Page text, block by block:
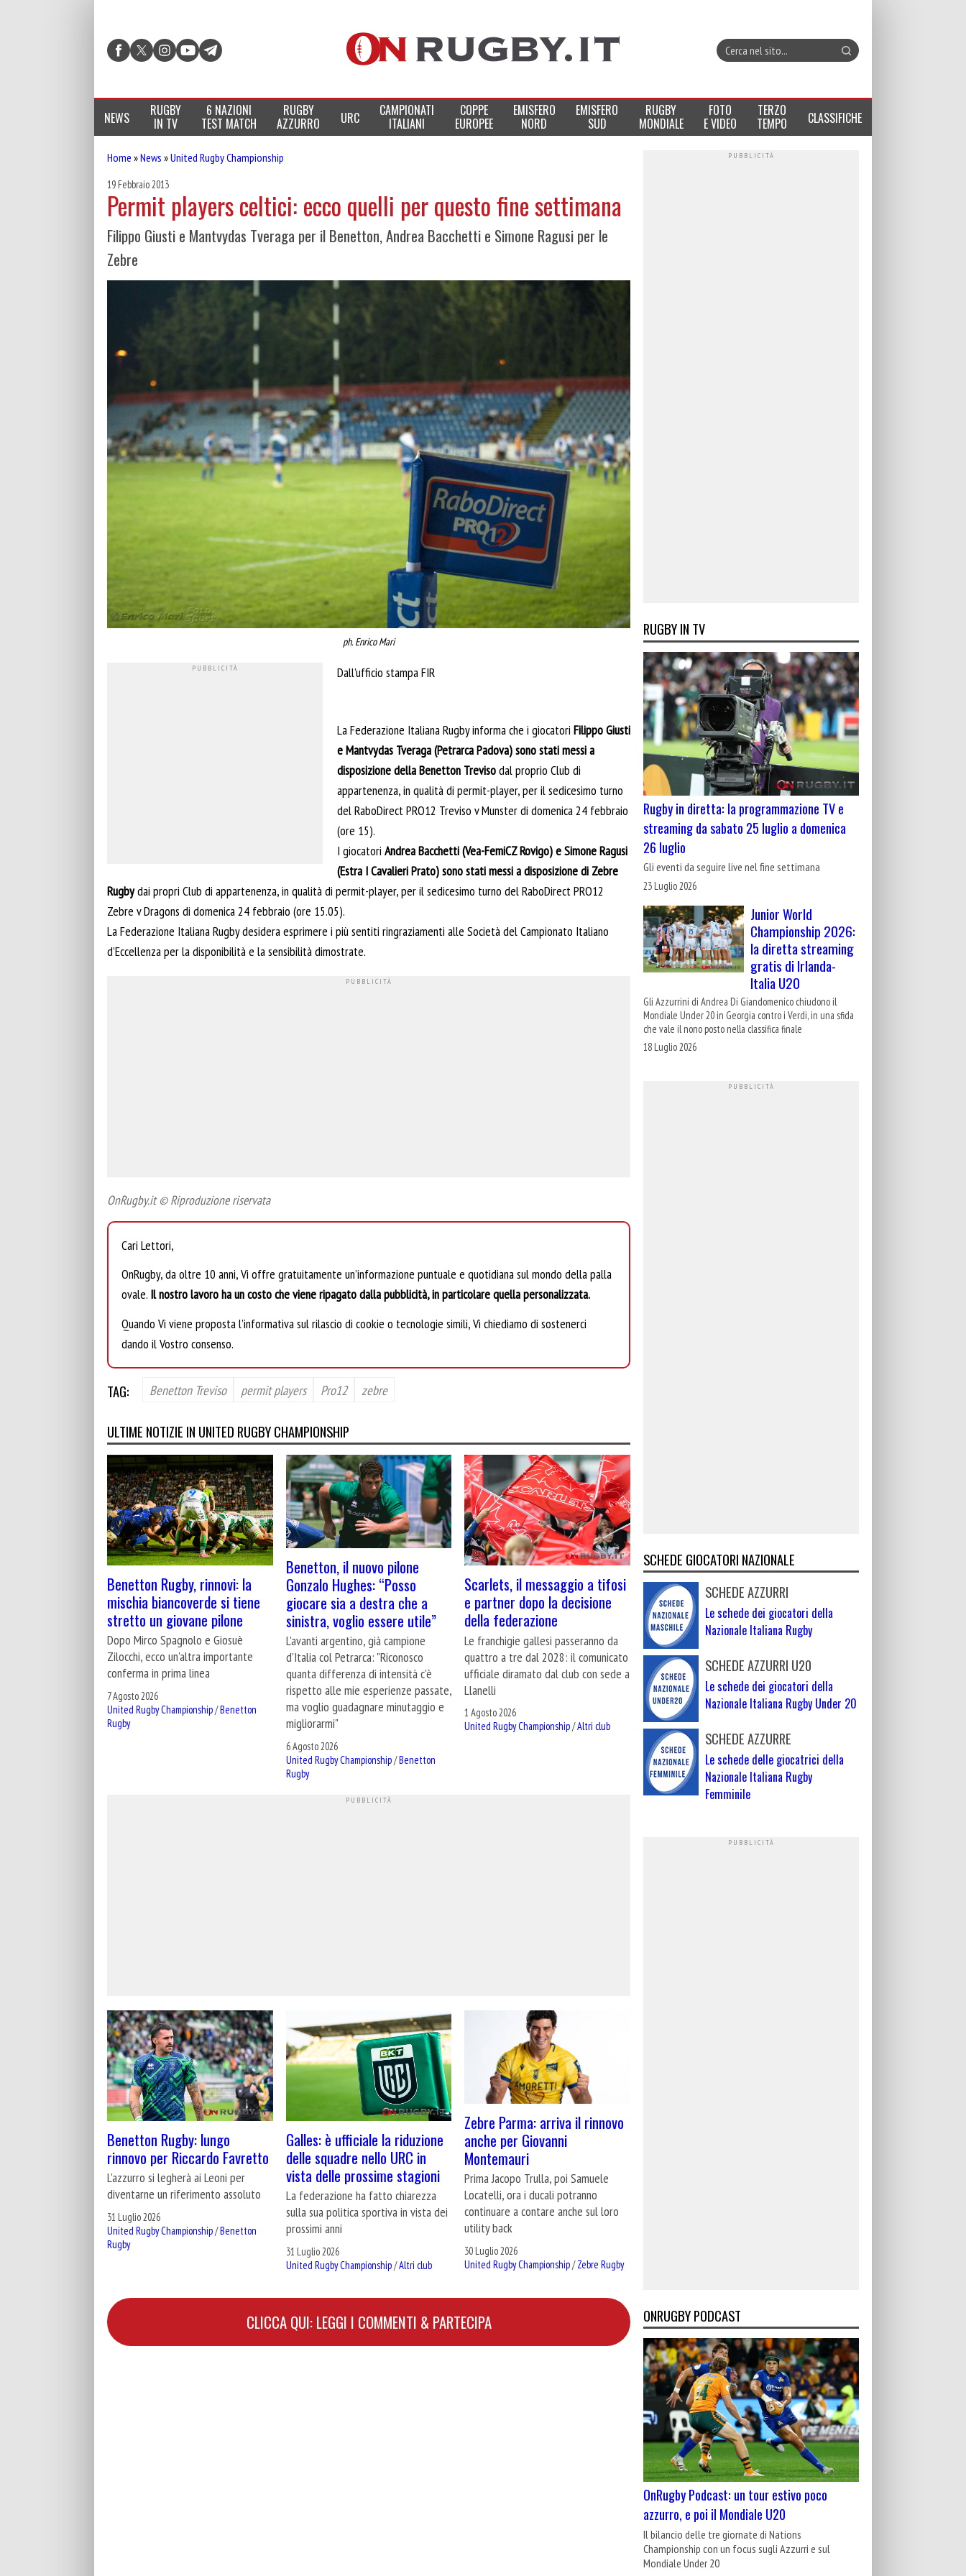
NEWS RUGBY
IN TV
6 NAZIONI
TEST MATCH
RUGBY
AZZURRO URC CAMPIONATI
ITALIANI
COPPE
EUROPEE
EMISFERO
NORD
EMISFERO
SUD
RUGBY
MONDIALE
FOTO
E VIDEO
TERZO
TEMPO CLASSIFICHE
Home »News »United Rugby Championship
19 Febbraio 2013
Permit players celtici: ecco quelli per questo fine settimana
Filippo Giusti e Mantvydas Tveraga per il Benetton, Andrea Bacchetti e Simone Ragusi per le
Zebre
ph. Enrico Mari
Dall’ufficio stampa FIR
La Federazione Italiana Rugby informa che i giocatori Filippo Giusti
e Mantvydas Tveraga (Petrarca Padova) sono stati messi a
disposizione della Benetton Trevisodal proprio Club di
appartenenza, in qualità di permit-player, per il sedicesimo turno
del RaboDirect PRO12 Treviso v Munster di domenica 24 febbraio
(ore 15).
I giocatori Andrea Bacchetti (Vea-FemiCZ Rovigo) e Simone Ragusi
(Estra I Cavalieri Prato) sono stati messi a disposizione di Zebre
Rugbydai propri Club di appartenenza, in qualità di permit-player, per il sedicesimo turno del RaboDirect PRO12
Zebre v Dragons di domenica 24 febbraio (ore 15.05).
La Federazione Italiana Rugby desidera esprimere i più sentiti ringraziamenti alle Società del Campionato Italiano
d’Eccellenza per la disponibilità e la sensibilità dimostrate.
OnRugby.it © Riproduzione riservata
Cari Lettori,
OnRugby, da oltre 10 anni, Vi offre gratuitamente un’informazione puntuale e quotidiana sul mondo della palla
ovale. Il nostro lavoro ha un costo che viene ripagato dalla pubblicità, in particolare quella personalizzata.
Quando Vi viene proposta l’informativa sul rilascio di cookie o tecnologie simili, Vi chiediamo di sostenerci
dando il Vostro consenso.
TAG: Benetton Treviso permit players Pro12 zebre
ULTIME NOTIZIE IN UNITED RUGBY CHAMPIONSHIP
Benetton Rugby, rinnovi: la
mischia biancoverde si tiene
stretto un giovane pilone
Dopo Mirco Spagnolo e Giosuè
Zilocchi, ecco un'altra importante
conferma in prima linea
7 Agosto 2026
United Rugby Championship/Benetton
Rugby
Benetton, il nuovo pilone
Gonzalo Hughes: “Posso
giocare sia a destra che a
sinistra, voglio essere utile”
L'avanti argentino, già campione
d'Italia col Petrarca: "Riconosco
quanta differenza di intensità c'è
rispetto alle mie esperienze passate,
ma voglio guadagnare minutaggio e
migliorarmi"
6 Agosto 2026
United Rugby Championship/Benetton
Rugby
Scarlets, il messaggio a tifosi
e partner dopo la decisione
della federazione
Le franchigie gallesi passeranno da
quattro a tre dal 2028: il comunicato
ufficiale diramato dal club con sede a
Llanelli
1 Agosto 2026
United Rugby Championship/Altri club
Benetton Rugby: lungo
rinnovo per Riccardo Favretto
L'azzurro si legherà ai Leoni per
diventarne un riferimento assoluto
31 Luglio 2026
United Rugby Championship/Benetton
Rugby
Galles: è ufficiale la riduzione
delle squadre nello URC in
vista delle prossime stagioni
La federazione ha fatto chiarezza
sulla sua politica sportiva in vista dei
prossimi anni
31 Luglio 2026
United Rugby Championship/Altri club
Zebre Parma: arriva il rinnovo
anche per Giovanni
Montemauri
Prima Jacopo Trulla, poi Samuele
Locatelli, ora i ducali potranno
continuare a contare anche sul loro
utility back
30 Luglio 2026
United Rugby Championship/Zebre Rugby
CLICCA QUI: LEGGI I COMMENTI & PARTECIPA
RUGBY IN TV
Rugby in diretta: la programmazione TV e
streaming da sabato 25 luglio a domenica
26 luglio
Gli eventi da seguire live nel fine settimana
23 Luglio 2026
Junior World
Championship 2026:
la diretta streaming
gratis di Irlanda-
Italia U20
Gli Azzurrini di Andrea Di Giandomenico chiudono il
Mondiale Under 20 in Georgia contro i Verdi, in una sfida
che vale il nono posto nella classifica finale
18 Luglio 2026
SCHEDE GIOCATORI NAZIONALE
SCHEDE AZZURRI
Le schede dei giocatori della
Nazionale Italiana Rugby
SCHEDE AZZURRI U20
Le schede dei giocatori della
Nazionale Italiana Rugby Under 20
SCHEDE AZZURRE
Le schede delle giocatrici della
Nazionale Italiana Rugby
Femminile
ONRUGBY PODCAST
OnRugby Podcast: un tour estivo poco
azzurro, e poi il Mondiale U20
Il bilancio delle tre giornate di Nations
Championship con un focus sugli Azzurri e sul
Mondiale Under 20